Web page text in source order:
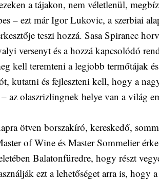
a tájakon, nem véletlenül,
– ezt már Igor Lukovic, a szerbiai
teszi hozzá. Sasa Spiranec
versenyt és a hozzá kapcsolódó
kell teremteni a legjobb termőtájak
kutatni és fejleszteni kell, hogy a
az olaszrizlingnek helye van a világ
ötven borszakíró, kereskedő,
of Wine és Master Sommelier
Balatonfüredre, hogy részt
ezt a lehetőséget arra is, hogy